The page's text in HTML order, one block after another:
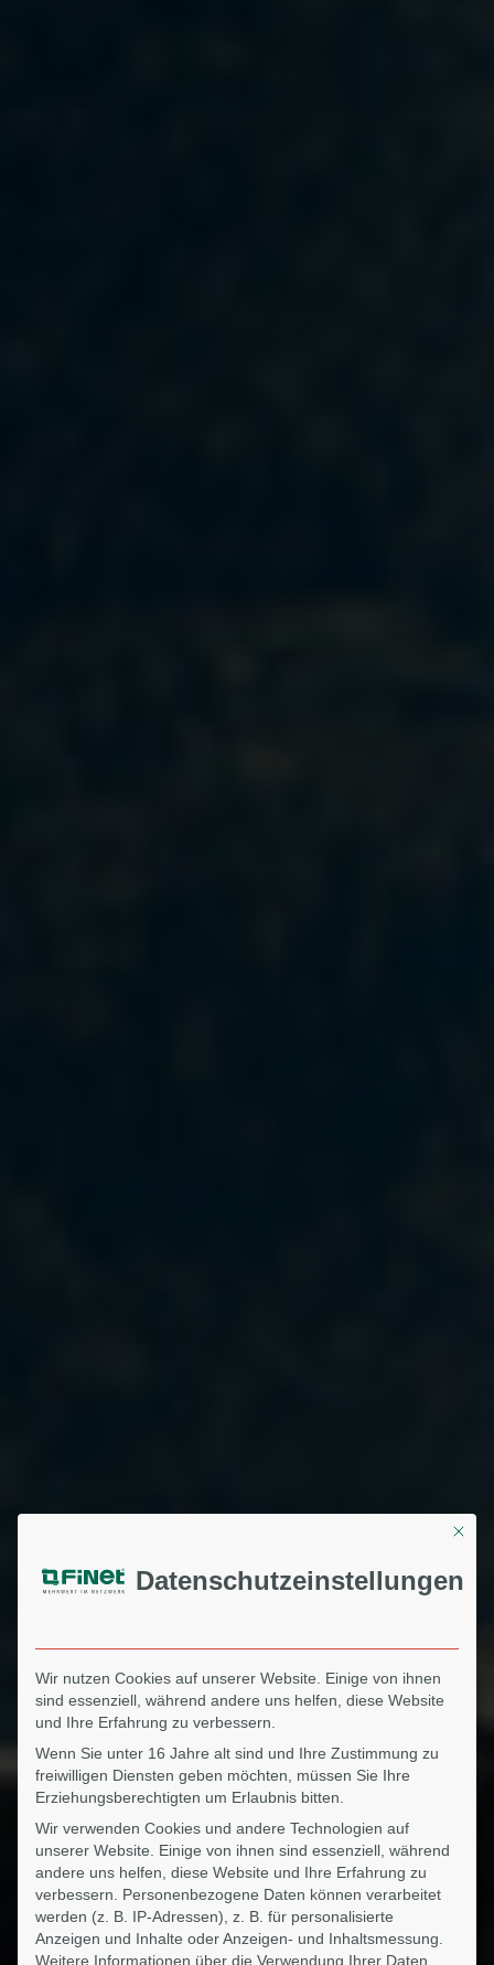
Mit
Datenschutzeinstellungen
Wir nutzen Cookies auf unserer Website. Einige von ihnen
sind essenziell, während andere uns helfen, diese Website
und Ihre Erfahrung zu verbessern.
Wenn Sie unter 16 Jahre alt sind und Ihre Zustimmung zu
freiwilligen Diensten geben möchten, müssen Sie Ihre
Erziehungsberechtigten um Erlaubnis bitten.
Wir verwenden Cookies und andere Technologien auf
unserer Website. Einige von ihnen sind essenziell, während
andere uns helfen, diese Website und Ihre Erfahrung zu
verbessern. Personenbezogene Daten können verarbeitet
werden (z. B. IP-Adressen), z. B. für personalisierte
Anzeigen und Inhalte oder Anzeigen- und Inhaltsmessung.
Weitere Informationen über die Verwendung Ihrer Daten